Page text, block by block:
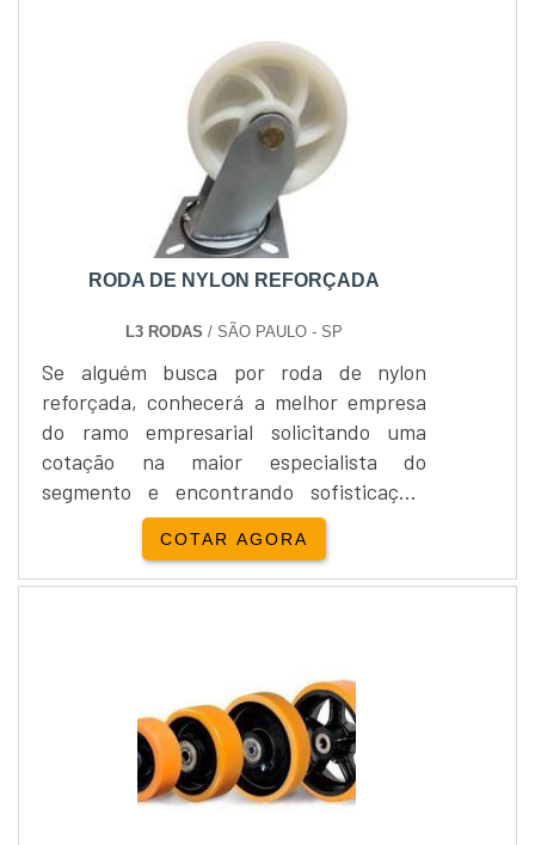
Molas.Informações adicionaisDentre os
vários outros produtos mais utilizados
para acessórios para empilhadeira el....
RODA DE NYLON REFORÇADA
L3 RODAS / SÃO PAULO - SP
Se alguém busca por roda de nylon
reforçada, conhecerá a melhor empresa
do ramo empresarial solicitando uma
cotação na maior especialista do
segmento e encontrando sofisticação,
qualidade e preço justo em um só
lugar.UM POUCO MAIS SOBRE A RODA DE
NYLON REFORÇADASe alguém quer
rodas de poliuretano e roda de carga, a
companhia garante a satisfação da venda
à entrega final, com foco total na
qualidade.Ainda focando na qualidade em
COTAR AGORA